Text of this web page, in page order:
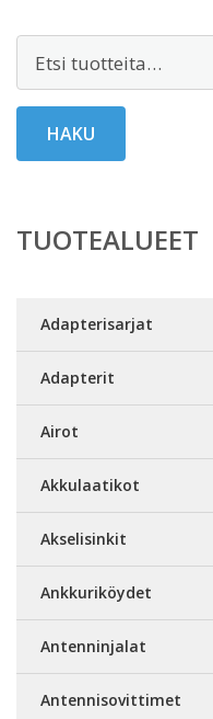
HAKU
TUOTEALUEET
Adapterisarjat
Adapterit
Airot
Akkulaatikot
Akselisinkit
Ankkuriköydet
Antenninjalat
Antennisovittimet